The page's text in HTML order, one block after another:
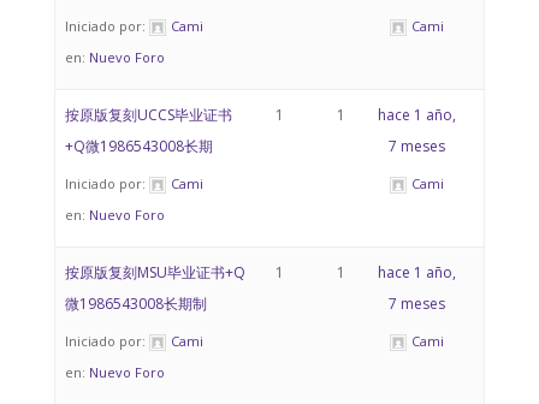
Iniciado por:
Cami
en: Nuevo Foro
Cami
按原版复刻UCCS毕业证书
+Q微1986543008长期
Iniciado por:
Cami
en: Nuevo Foro
1 1
hace 1 año,
7 meses
Cami
按原版复刻MSU毕业证书+Q
微1986543008长期制
Iniciado por:
Cami
en: Nuevo Foro
1 1
hace 1 año,
7 meses
Cami